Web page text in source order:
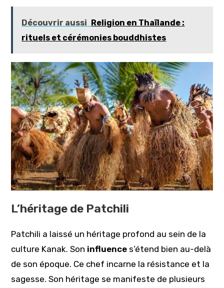
Découvrir aussi Religion en Thaïlande :
rituels et cérémonies bouddhistes
L’héritage de Patchili
Patchili a laissé un héritage profond au sein de la
culture Kanak. Son influence s’étend bien au-delà
de son époque. Ce chef incarne la résistance et la
sagesse. Son héritage se manifeste de plusieurs